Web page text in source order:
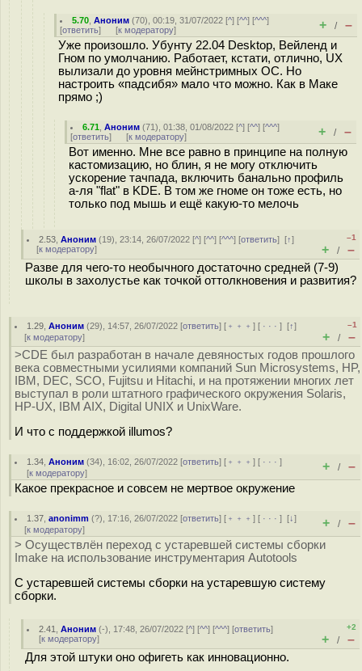
5.70 ,Аноним (70), 00:19, 31/07/2022 [^] [^^] [^^^]
[ответить] [к модератору] + / –
Уже произошло. Убунту 22.04 Desktop, Вейленд и
Гном по умолчанию. Работает, кстати, отлично, UX
вылизали до уровня мейнстримных ОС. Но
настроить «падсибя» мало что можно. Как в Маке
прямо ;)
6.71 ,Аноним (71), 01:38, 01/08/2022 [^] [^^] [^^^]
[ответить] [к модератору] + / –
Вот именно. Мне все равно в принципе на полную
кастомизацию, но блин, я не могу отключить
ускорение тачпада, включить банально профиль
а-ля "flat" в KDE. В том же гноме он тоже есть, но
только под мышь и ещё какую-то мелочь
2.53 ,Аноним (19), 23:14, 26/07/2022 [^] [^^] [^^^] [ответить][↑]
[к модератору]
–1
+ / –
Разве для чего-то необычного достаточно средней (7-9)
школы в захолустье как точкой оттолкновения и развития?
1.29 ,Аноним (29), 14:57, 26/07/2022 [ответить] [ ﹢﹢﹢] [ · · ·][↑]
[к модератору]
–1
+ / –
>CDE был разработан в начале девяностых годов прошлого
века совместными усилиями компаний Sun Microsystems, HP,
IBM, DEC, SCO, Fujitsu и Hitachi, и на протяжении многих лет
выступал в роли штатного графического окружения Solaris,
HP-UX, IBM AIX, Digital UNIX и UnixWare.
И что с поддержкой illumos?
1.34 ,Аноним (34), 16:02, 26/07/2022 [ответить] [ ﹢﹢﹢] [ · · ·]
[к модератору] + / –
Какое прекрасное и совсем не мертвое окружение
1.37 ,anonimm (?), 17:16, 26/07/2022 [ответить] [ ﹢﹢﹢] [ · · ·][↓]
[к модератору] + / –
> Осуществлён переход с устаревшей системы сборки
Imake на использование инструментария Autotools
С устаревшей системы сборки на устаревшую систему
сборки.
2.41 ,Аноним (-), 17:48, 26/07/2022 [^] [^^] [^^^] [ответить]
[к модератору]
+2
+ / –
Для этой штуки оно офигеть как инновационно.